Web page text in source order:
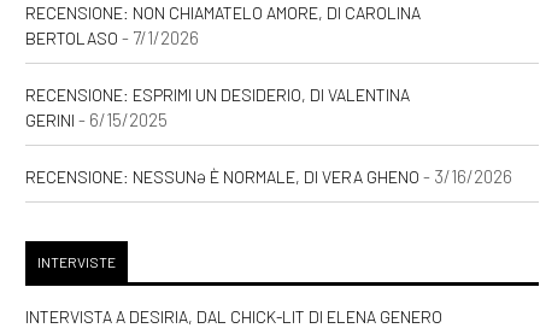
RECENSIONE: NON CHIAMATELO AMORE, DI CAROLINA
BERTOLASO - 7/1/2026
RECENSIONE: ESPRIMI UN DESIDERIO, DI VALENTINA
GERINI - 6/15/2025
RECENSIONE: NESSUNƏ È NORMALE, DI VERA GHENO - 3/16/2026
INTERVISTE
INTERVISTA A DESIRIA, DAL CHICK-LIT DI ELENA GENERO